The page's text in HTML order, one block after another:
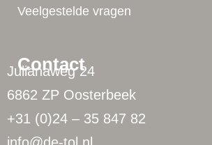
Contact
Julianaweg 24
6862 ZP Oosterbeek
+31 (0)24 – 35 847 82
Veelgestelde vragen